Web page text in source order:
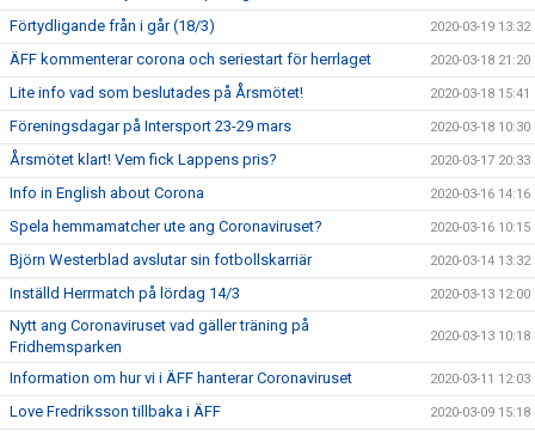
Förtydligande från i går (18/3) 2020-03-19 13:32
ÄFF kommenterar corona och seriestart för herrlaget 2020-03-18 21:20
Lite info vad som beslutades på Årsmötet! 2020-03-18 15:41
Föreningsdagar på Intersport 23-29 mars 2020-03-18 10:30
Årsmötet klart! Vem fick Lappens pris? 2020-03-17 20:33
Info in English about Corona 2020-03-16 14:16
Spela hemmamatcher ute ang Coronaviruset? 2020-03-16 10:15
Björn Westerblad avslutar sin fotbollskarriär 2020-03-14 13:32
Inställd Herrmatch på lördag 14/3 2020-03-13 12:00
Nytt ang Coronaviruset vad gäller träning på
Fridhemsparken
2020-03-13 10:18
Information om hur vi i ÄFF hanterar Coronaviruset 2020-03-11 12:03
Love Fredriksson tillbaka i ÄFF 2020-03-09 15:18